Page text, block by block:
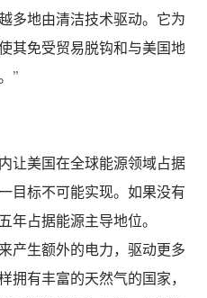
多地由清洁技术驱动。它为
其免受贸易脱钩和与美国地
”
让美国在全球能源领域占据
目标不可能实现。如果没有
年占据能源主导地位。
产生额外的电力，驱动更多
拥有丰富的天然气的国家，